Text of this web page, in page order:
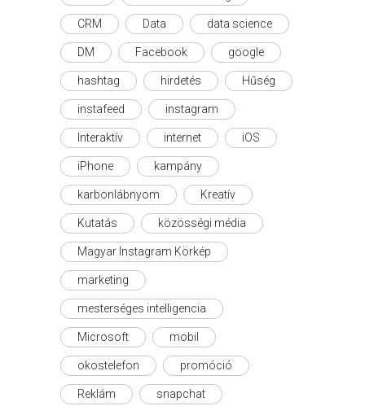
CRM Data data science
DM Facebook google
hashtag hirdetés Hűség
instafeed instagram
Interaktív internet iOS
iPhone kampány
karbonlábnyom Kreatív
Kutatás közösségi média
Magyar Instagram Körkép
marketing
mesterséges intelligencia
Microsoft mobil
okostelefon promóció
Reklám snapchat